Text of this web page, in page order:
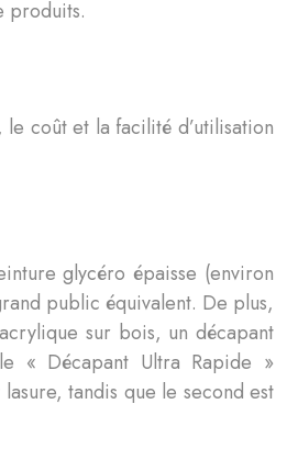
produits.
coût et la facilité d’utilisation
glycéro épaisse (environ
public équivalent. De plus,
sur bois, un décapant
« Décapant Ultra Rapide »
tandis que le second est